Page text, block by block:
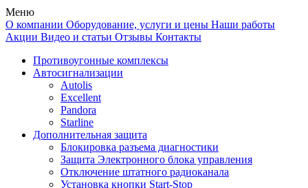
Меню
О компании Оборудование, услуги и цены Наши работы
Акции Видео и статьи Отзывы Контакты
Противоугонные комплексы
Автосигнализации
Autolis
Excellent
Pandora
Starline
Дополнительная защита
Блокировка разъема диагностики
Защита Электронного блока управления
Отключение штатного радиоканала
Установка кнопки Start-Stop